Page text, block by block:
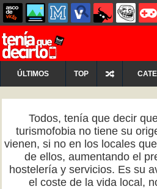
ÚLTIMOS TOP
Todos, tenía que decir
turismofobia no tiene su
vienen, si no en los locales
de ellos, aumentando el
hostelería y servicios. Es su
el coste de la vida local,